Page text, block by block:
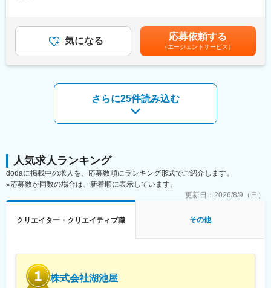
・公演中の出演者への衣裳着付け対応
・短時間での早着替えサポート（舞台進行に合わせた対応）
・衣裳の汚れ・ほつれの修繕やアイロンがけ
・出演者や舞台スタッフとの連携・コミュニケーション
※公演に伴い、地方出張や長期巡業に参加いただく場合がございま
■当ポジションの魅力
本番中の一瞬一瞬に関わりながら、自身の対応が舞台の完成度や
成功に直結するため、大きな責任とやりがいを実感できます。
観客の目には見えない裏側から、感動を“つくる一員”として関われ
ることが、この仕事ならではの魅力です。
入社後は、先輩社員について業務の一連の流れを学ぶことからス
一人ひとりのスキルや習熟度に応じて、できる業務の幅を徐々に
広げていくため、無理なく成長できる環境です。
また、先輩社員が業務面だけでなく仕事全般の相談役として伴走
その他固定手当：一律住宅手当20,000円です。※年齢・経験・能
力・適性などを考慮のうえ、決定いたします。■昇給：年1回■賞
与：年3回 ※前年度実績年間3ヶ月分賃金はあくまでも目安の金額
であり、選考を通じて上下する可能性があります。月給(月額)は固
気になる 応募依頼する
（エージェントサービス）
さらに25件読み込む
人気求人ランキング
dodaに掲載中の求人を、応募数順にランキング形式でご紹介します。
※応募数が同数の場合は、新着順に表示しています。
更新日： 2026/8/9（日）
クリエイター・クリエイティブ職 その他
株式会社湖池屋